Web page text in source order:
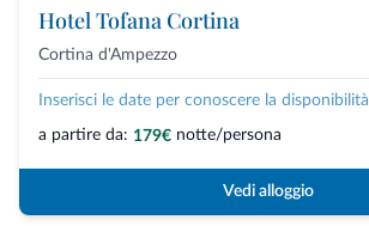
Hotel Tofana Cortina
Cortina d'Ampezzo
Inserisci le date per conoscere la disponibilità
a partire da: 179€ notte/persona
Vedi alloggio